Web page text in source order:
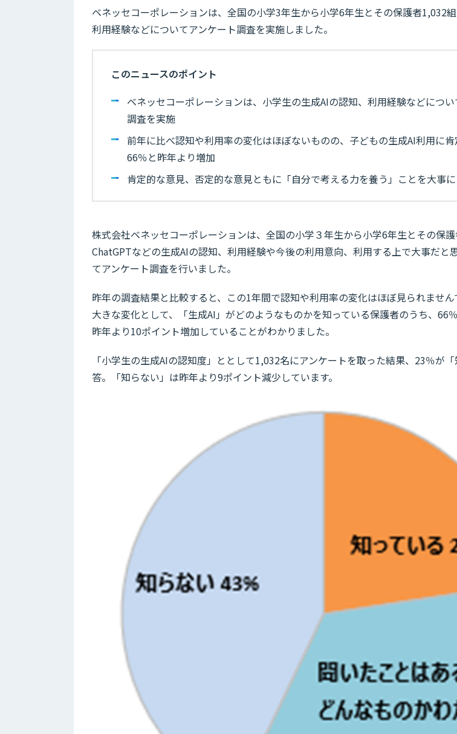
ベネッセコーポレーションは、全国の小学3年生から小学6年生とその保護者1,032
利用経験などについてアンケート調査を実施しました。
このニュースのポイント
ベネッセコーポレーションは、小学生の生成AIの認知、利用経験などにつ
調査を実施
前年に比べ認知や利用率の変化はほぼないものの、子どもの生成AI利用に
66％と昨年より増加
肯定的な意見、否定的な意見ともに「自分で考える力を養う」ことを大事
株式会社ベネッセコーポレーションは、全国の小学３年生から小学6年生とその保護
ChatGPTなどの生成AIの認知、利用経験や今後の利用意向、利用する上で大事だと
てアンケート調査を行いました。
昨年の調査結果と比較すると、この1年間で認知や利用率の変化はほぼ見られませ
大きな変化として、「生成AI」がどのようなものかを知っている保護者のうち、66
昨年より10ポイント増加していることがわかりました。
「小学生の生成AIの認知度」ととして1,032名にアンケートを取った結果、23％が
答。「知らない」は昨年より9ポイント減少しています。